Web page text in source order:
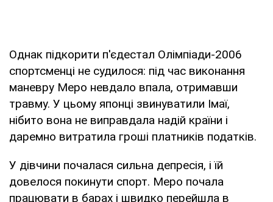
Однак підкорити п'єдестал Олімпіади-2006
спортсменці не судилося: під час виконання
маневру Меро невдало впала, отримавши
травму. У цьому японці звинуватили Імаї,
нібито вона не виправдала надій країни і
даремно витратила гроші платників податків.
У дівчини почалася сильна депресія, і їй
довелося покинути спорт. Меро почала
працювати в барах і швидко перейшла в